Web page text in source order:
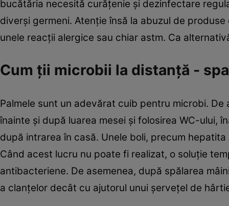
bucătăria necesită curăţenie şi dezinfectare
diverşi germeni. Atenţie însă la abuzul de
unele reacţii alergice sau chiar astm. Ca
Cum ţii microbii la distanţă -
Palmele sunt un adevărat cuib pentru microbi.
înainte şi după luarea mesei şi folosirea WC-ului,
după intrarea în casă. Unele boli, precum
Când acest lucru nu poate fi realizat, o soluţie
antibacteriene. De asemenea, după spălarea
a clanţelor decât cu ajutorul unui şerveţel de